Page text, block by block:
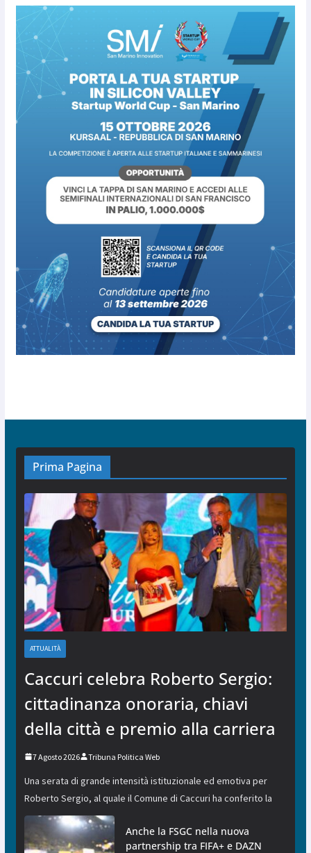
Prima Pagina
ATTUALITÀ
Caccuri celebra Roberto Sergio:
cittadinanza onoraria, chiavi
della città e premio alla carriera
7 Agosto 2026 Tribuna Politica Web
Una serata di grande intensità istituzionale ed emotiva per
Roberto Sergio, al quale il Comune di Caccuri ha conferito la
Anche la FSGC nella nuova
partnership tra FIFA+ e DAZN